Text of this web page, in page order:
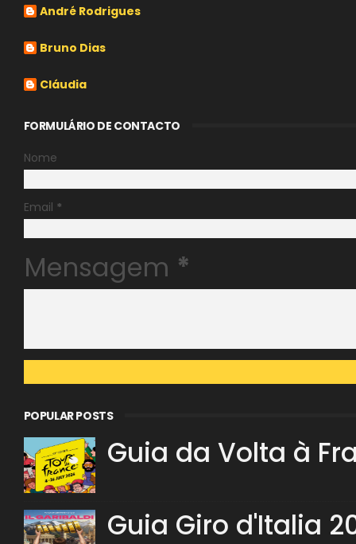
André Rodrigues
Bruno Dias
Cláudia
FORMULÁRIO DE CONTACTO
Nome
Email *
Mensagem *
POPULAR POSTS
Guia da Volta à
Guia Giro d'Italia